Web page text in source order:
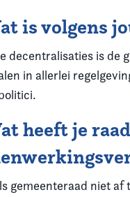
is volgens
decentralisaties is de
in allerlei
heeft je
gemeenteraad niet